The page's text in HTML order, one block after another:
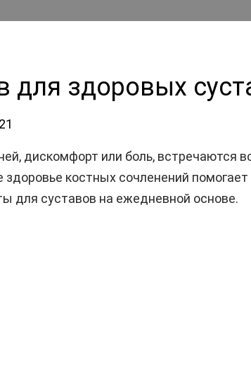
для здоровых
дискомфорт или боль, встречаются
костных сочленений
для суставов на ежедневной основе.